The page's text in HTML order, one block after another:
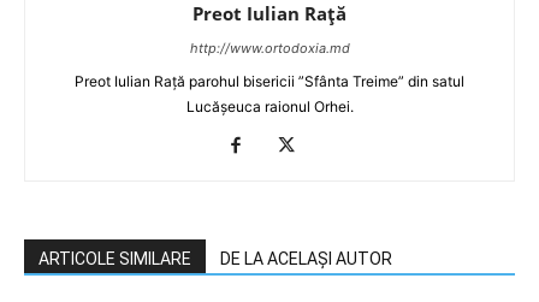
Preot Iulian Raţă
http://www.ortodoxia.md
Preot Iulian Rață parohul bisericii ”Sfânta Treime” din satul
Lucășeuca raionul Orhei.
ARTICOLE SIMILARE DE LA ACELAȘI AUTOR